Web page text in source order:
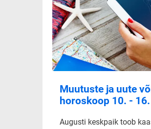
Muutuste ja uute
horoskoop 10. -
Augusti keskpaik toob